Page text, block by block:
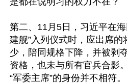
第二、11月5日，习近平在
建舰”入列仪式时，应出席
少，陪同规格下降，并被剥
资格，也未与所有官兵合影
“军委主席”的身份并不相符。